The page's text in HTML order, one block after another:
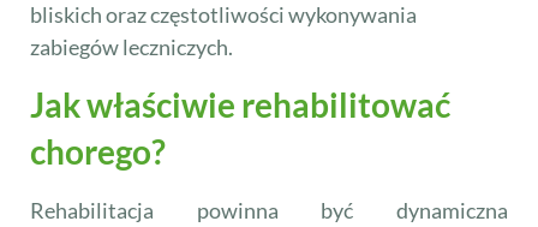
bliskich oraz częstotliwości wykonywania
zabiegów leczniczych.
Jak właściwie rehabilitować
chorego?
Rehabilitacja powinna być dynamiczna